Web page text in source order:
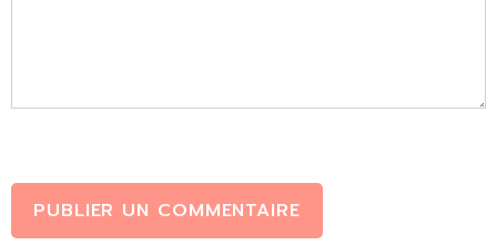
PUBLIER UN COMMENTAIRE